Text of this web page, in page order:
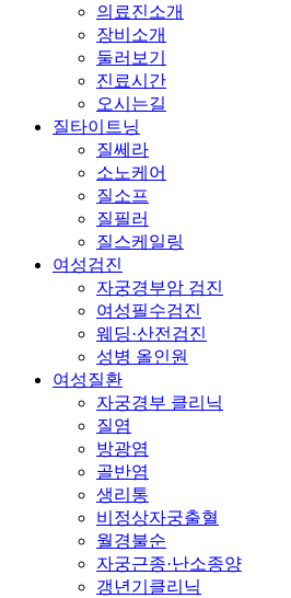
의료진소개
장비소개
둘러보기
진료시간
오시는길
질타이트닝
질쎄라
소노케어
질소프
질필러
질스케일링
여성검진
자궁경부암 검진
여성필수검진
웨딩·산전검진
성병 올인원
여성질환
자궁경부 클리닉
질염
방광염
골반염
생리통
비정상자궁출혈
월경불순
자궁근종·난소종양
갱년기클리닉